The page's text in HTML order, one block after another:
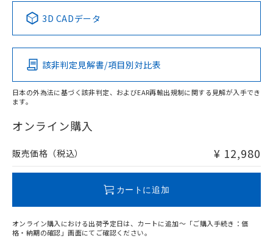
上、n: 45mm以上
検出領域
Pb Hg Cd Cr(VI)
O
在庫等で未対応品が混在する可能性があります。
問い合わせください。
この製品の規格認証/適合状況ページへ
その他の認証はこちらのページからご検索ください
3D CADデータ
該非判定見解書/項目別対比表
日本の外為法に基づく該非判定、およびEAR再輸出規制に関する見解が入手でき
ます。
オンライン購入
販売価格（税込） ¥ 12,980
カートに追加
オンライン購入における出荷予定日は、カートに追加～「ご購入手続き：価
格・納期の確認」画面にてご確認ください。